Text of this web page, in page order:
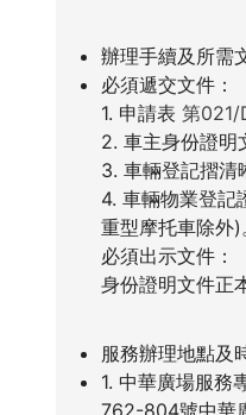
辦理手續及所需
必須遞交文件：
1. 申請表 第021/
2. 車主身份證明
3. 車輛登記摺清
4. 車輛物業登記
重型摩托車除外)
必須出示文件：
身份證明文件正
服務辦理地點及
1. 中華廣場服務
762-804號中華